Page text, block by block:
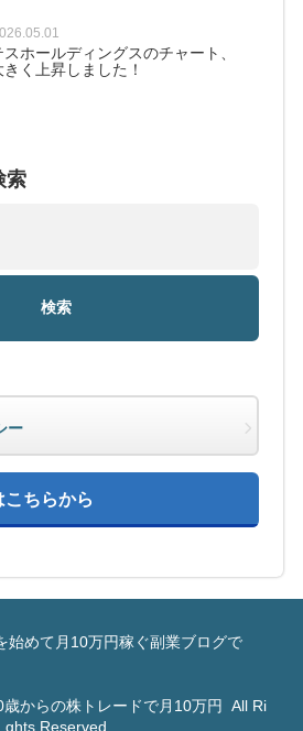
スホールディングスのチャート、
きく上昇しました！
索
ー
こちらから
始めて月10万円稼ぐ副業ブログで
歳からの株トレードで月10万円
All Ri
ghts Reserved